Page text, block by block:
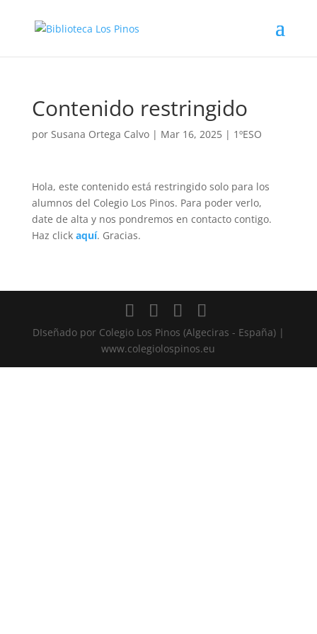
Contenido restringido
por Susana Ortega Calvo| Mar 16, 2025| 1ºESO
Hola, este contenido está restringido solo para los
alumnos del Colegio Los Pinos. Para poder verlo,
date de alta y nos pondremos en contacto contigo.
Haz click aquí. Gracias.
DIseñado por Colegio Los Pinos (Algeciras - España) |
www.colegiolospinos.eu